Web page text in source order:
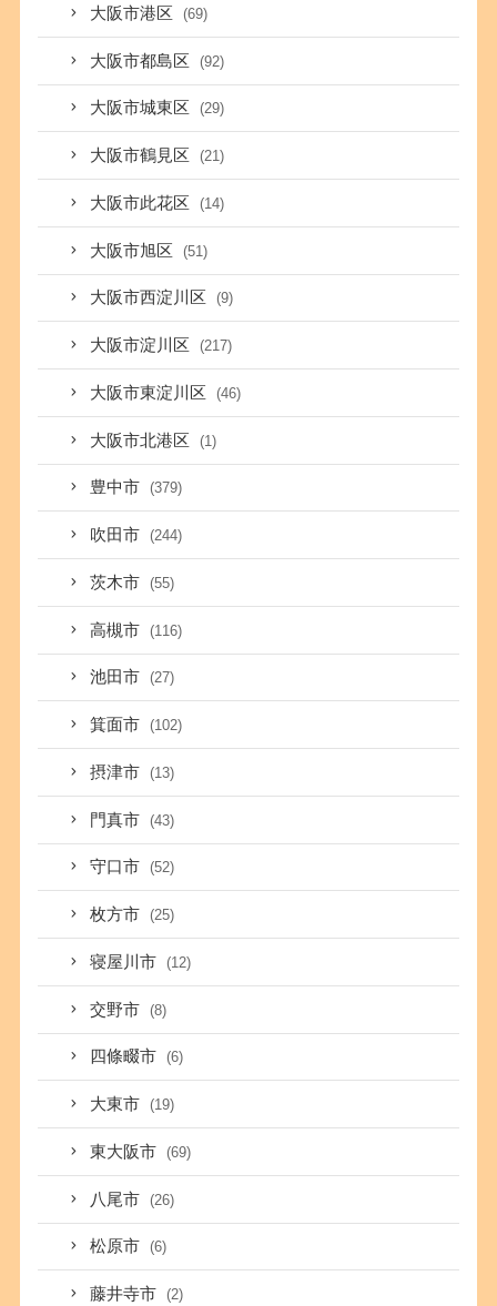
大阪市港区 (69)
大阪市都島区 (92)
大阪市城東区 (29)
大阪市鶴見区 (21)
大阪市此花区 (14)
大阪市旭区 (51)
大阪市西淀川区 (9)
大阪市淀川区 (217)
大阪市東淀川区 (46)
大阪市北港区 (1)
豊中市 (379)
吹田市 (244)
茨木市 (55)
高槻市 (116)
池田市 (27)
箕面市 (102)
摂津市 (13)
門真市 (43)
守口市 (52)
枚方市 (25)
寝屋川市 (12)
交野市 (8)
四條畷市 (6)
大東市 (19)
東大阪市 (69)
八尾市 (26)
松原市 (6)
藤井寺市 (2)